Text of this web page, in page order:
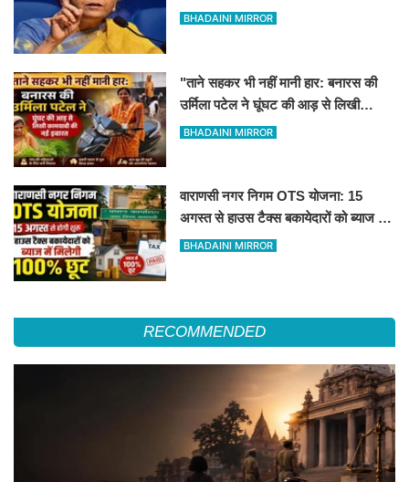
सफाई
BHADAINI MIRROR
"ताने सहकर भी नहीं मानी हार: बनारस की
उर्मिला पटेल ने घूंघट की आड़ से लिखी
कामयाबी की नई इबारत"
BHADAINI MIRROR
वाराणसी नगर निगम OTS योजना: 15
अगस्त से हाउस टैक्स बकायेदारों को ब्याज में
मिलेगी 100% छूट
BHADAINI MIRROR
RECOMMENDED